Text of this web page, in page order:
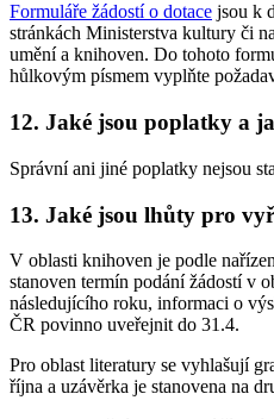
Formuláře žádostí o dotace jsou k
stránkách Ministerstva kultury či
umění a knihoven. Do tohoto
hůlkovým písmem vyplňte
12. Jaké jsou poplatky a
Správní ani jiné poplatky nejsou
13. Jaké jsou lhůty pro
V oblasti knihoven je podle
stanoven termín podání žádostí v
následujícího roku, informaci o
ČR povinno uveřejnit do 31.4.
Pro oblast literatury se vyhlašují
října a uzávěrka je stanovena na